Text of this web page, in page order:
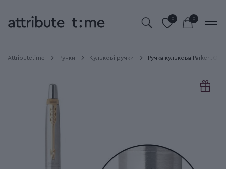
0 0
Attributetime Ручки Кулькові ручки Ручка кулькова Parker